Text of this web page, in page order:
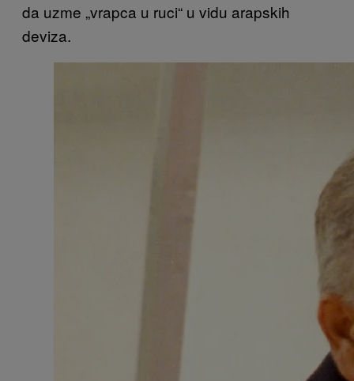
da uzme „vrapca u ruci“ u vidu arapskih
deviza.